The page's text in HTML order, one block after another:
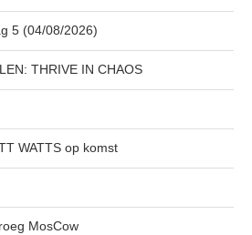
5 (04/08/2026)
THRIVE IN CHAOS
WATTS op komst
MosCow